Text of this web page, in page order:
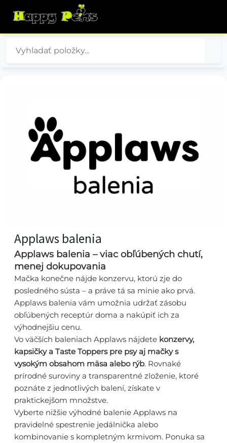
Applaws balenia
Applaws balenia – viac obľúbených chutí,
menej dokupovania
Mačka konečne nájde konzervu, ktorú zje do
posledného sústa – a práve tá sa minie ako prvá.
Applaws balenia vám umožnia udržať zásobu
obľúbených receptúr doma a nakúpiť ich za
výhodnejšiu cenu.
Vo väčších baleniach Applaws nájdete konzervy,
kapsičky a Taste Toppers pre psy aj mačky s
vysokým obsahom mäsa alebo rýb. Rovnaké
prírodné suroviny a transparentné zloženie, ktoré
poznáte z jednotlivých balení, získate v
praktickejšom množstve.
Vyberte nižšie výhodné balenie Applaws na
pravidelné spestrenie jedálnička alebo
kombinovanie s kompletným krmivom. Ponuka sa